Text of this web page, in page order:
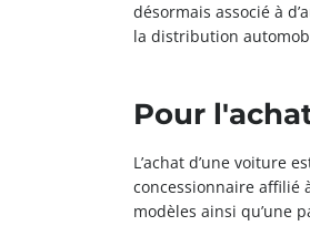
désormais associé à
la distribution
Pour
L’achat d’une voiture
concessionnaire affilié
modèles ainsi qu’une